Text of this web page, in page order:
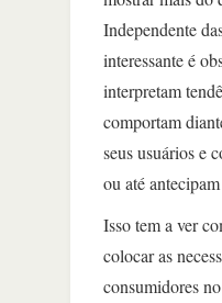
Independente
interessante é
interpretam
comportam
seus usuários e
ou até
Isso tem a ver
colocar as
consumidores